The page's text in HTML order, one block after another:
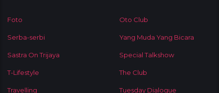
Foto Oto Club
Serba-serbi Yang Muda Yang Bicara
Sastra On Trijaya Special Talkshow
T-Lifestyle The Club
Travelling Tuesday Dialogue